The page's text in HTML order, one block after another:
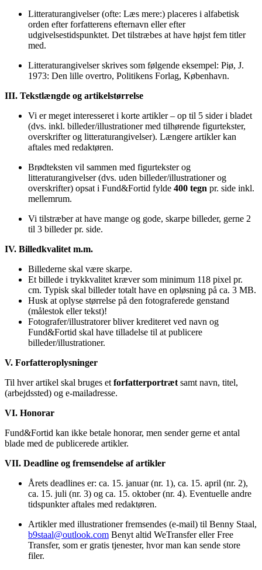
Litteraturangivelser (ofte: Læs mere:) placeres i alfabetisk
orden efter forfatterens efternavn eller efter
udgivelsestidspunktet. Det tilstræbes at have højst fem titler
med.
Litteraturangivelser skrives som følgende eksempel: Piø, J.
1973: Den lille overtro, Politikens Forlag, København.
III. Tekstlængde og artikelstørrelse
Vi er meget interesseret i korte artikler – op til 5 sider i bladet
(dvs. inkl. billeder/illustrationer med tilhørende figurtekster,
overskrifter og litteraturangivelser). Længere artikler kan
aftales med redaktøren.
Brødteksten vil sammen med figurtekster og
litteraturangivelser (dvs. uden billeder/illustrationer og
overskrifter) opsat i Fund&Fortid fylde 400 tegn pr. side inkl.
mellemrum.
Vi tilstræber at have mange og gode, skarpe billeder, gerne 2
til 3 billeder pr. side.
IV. Billedkvalitet m.m.
Billederne skal være skarpe.
Et billede i trykkvalitet kræver som minimum 118 pixel pr.
cm. Typisk skal billeder totalt have en opløsning på ca. 3 MB.
Husk at oplyse størrelse på den fotograferede genstand
(målestok eller tekst)!
Fotografer/illustratorer bliver krediteret ved navn og
Fund&Fortid skal have tilladelse til at publicere
billeder/illustrationer.
V. Forfatteroplysninger
Til hver artikel skal bruges et forfatterportræt samt navn, titel,
(arbejdssted) og e-mailadresse.
VI. Honorar
Fund&Fortid kan ikke betale honorar, men sender gerne et antal
blade med de publicerede artikler.
VII. Deadline og fremsendelse af artikler
Årets deadlines er: ca. 15. januar (nr. 1), ca. 15. april (nr. 2),
ca. 15. juli (nr. 3) og ca. 15. oktober (nr. 4). Eventuelle andre
tidspunkter aftales med redaktøren.
Artikler med illustrationer fremsendes (e-mail) til Benny Staal,
b9staal@outlook.com Benyt altid WeTransfer eller Free
Transfer, som er gratis tjenester, hvor man kan sende store
filer.